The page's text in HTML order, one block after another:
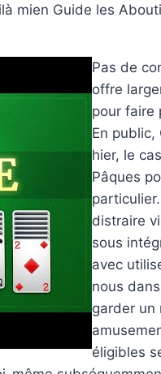
mien Guide les
Pas de
offre
pour faire
En public,
hier, le
Pâques
distraire
sous
avec
nous
garder un
éligibles